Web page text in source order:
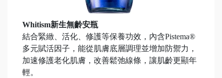
Whitism新生無齡安瓶
結合緊緻、活化、修護等保養功效，內含Pistema®
多元賦活因子，能從肌膚底層調理並增加防禦力，
加速修護老化肌膚，改善鬆弛線條，讓肌齡更顯年
輕。